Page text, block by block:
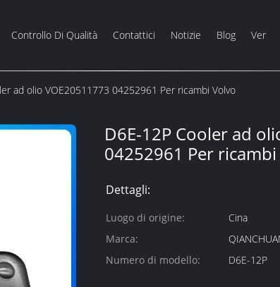
Controllo Di Qualità Contattici Notizie Blog Ver
ad olio VOE20511773 04252961 Per ricambi Volvo
D6E-12P Cooler ad
04252961 Per
Dettagli:
Luogo di origine:
Cina
Marca:
Numero di modello:
D6E-12P